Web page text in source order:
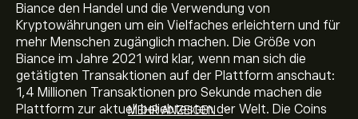
Biance den Handel und die Verwendung von
Kryptowährungen um ein Vielfaches erleichtern und für
mehr Menschen zugänglich machen. Die Größe von
Biance im Jahre 2021 wird klar, wenn man sich die
getätigten Transaktionen auf der Plattform anschaut:
1,4 Millionen Transaktionen pro Sekunde machen die
Plattform zur aktuell beliebtesten der Welt. Die Coins
MEHR ANZEIGEN
Allzeithoch von Build and Build liegt bei 1,374.99‎$‎ USD
Build and Build hat ein 24-Stunden-Tradingvolumen
von 1.08B